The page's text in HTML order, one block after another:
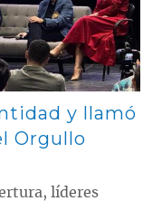
y llamó
Orgullo
líderes